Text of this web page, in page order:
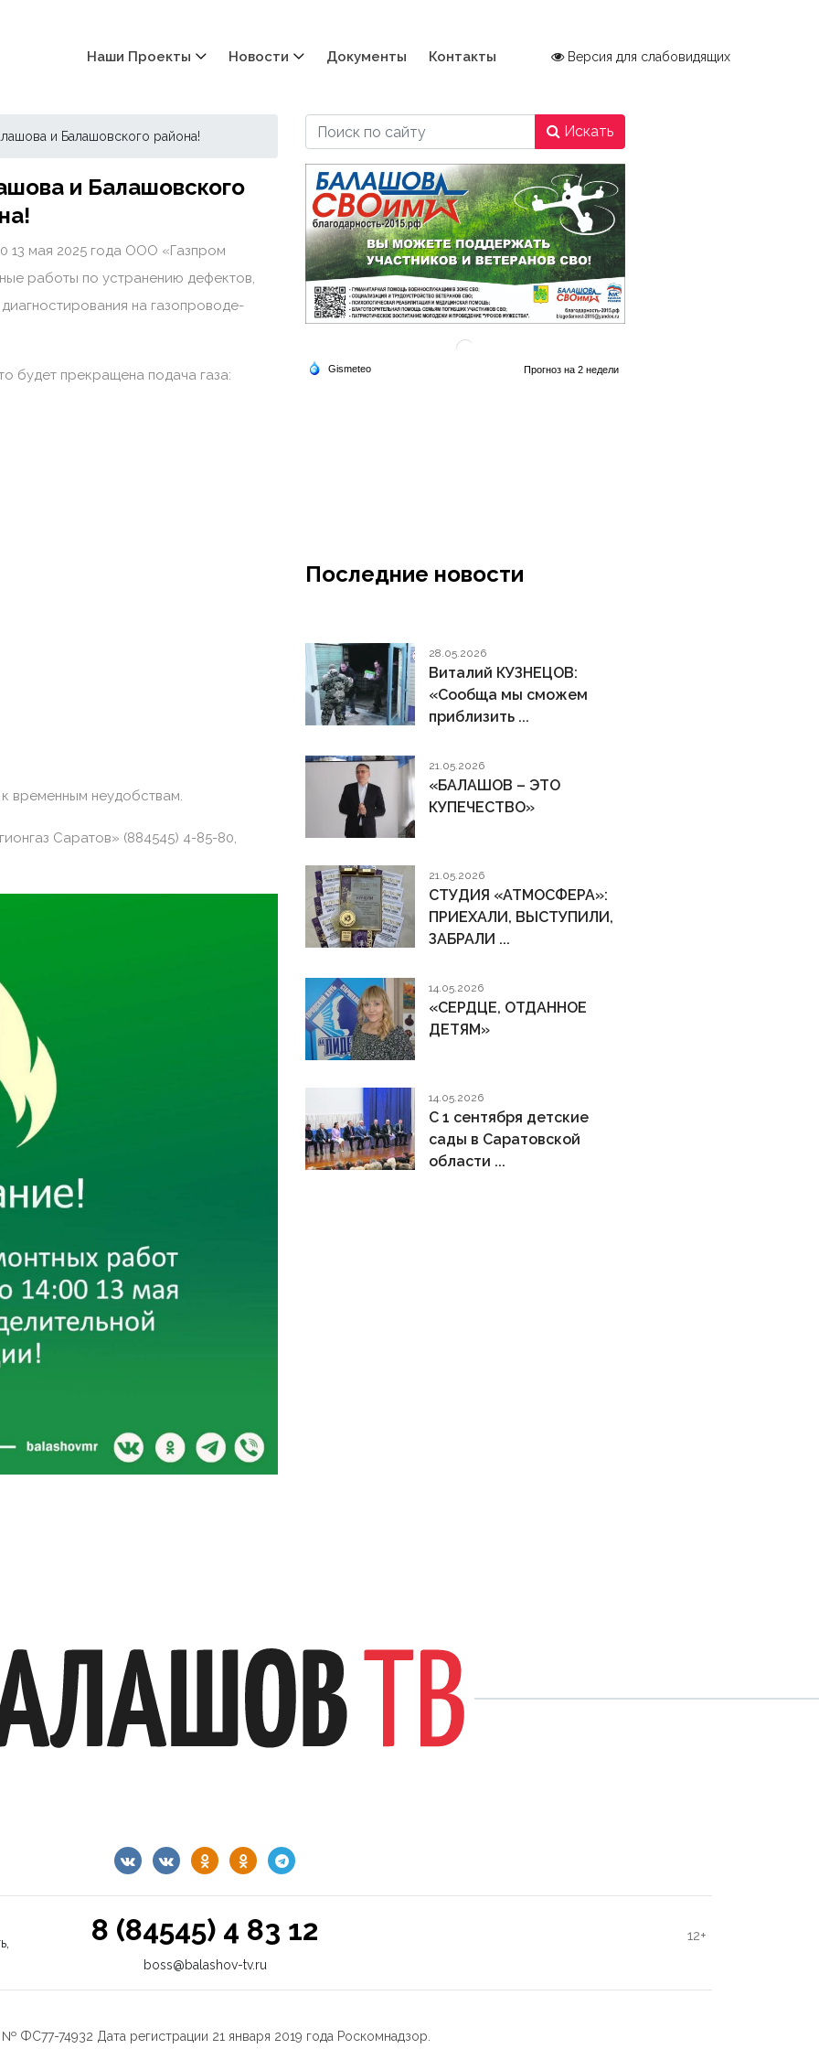
Наши Проекты Новости Документы Контакты Версия для слабовидящих
и Балашовского района!
и Балашовского
13 мая 2025 года ООО «Газпром
работы по устранению дефектов,
на газопроводе-
будет прекращена подача газа:
временным неудобствам.
Саратов» (884545) 4-85-80,
Искать
Последние новости
28.05.2026
Виталий КУЗНЕЦОВ:
«Сообща мы сможем
приблизить ...
21.05.2026
«БАЛАШОВ – ЭТО
КУПЕЧЕСТВО»
21.05.2026
СТУДИЯ «АТМОСФЕРА»:
ПРИЕХАЛИ, ВЫСТУПИЛИ,
ЗАБРАЛИ ...
14.05.2026
«СЕРДЦЕ, ОТДАННОЕ
ДЕТЯМ»
14.05.2026
С 1 сентября детские
сады в Саратовской
области ...
8 (84545) 4 83 12
boss@balashov-tv.ru
12+
ФС77-74932 Дата регистрации 21 января 2019 года Роскомнадзор.